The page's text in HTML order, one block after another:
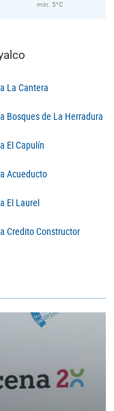
min. 5°C
La Cantera
Bosques de La Herradura
El Capulín
Acueducto
El Laurel
Credito Constructor